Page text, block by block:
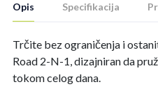
Opis Specifikacija
Trčite bez ograničenja i
Road 2-N-1, dizajniran da
tokom celog dana.